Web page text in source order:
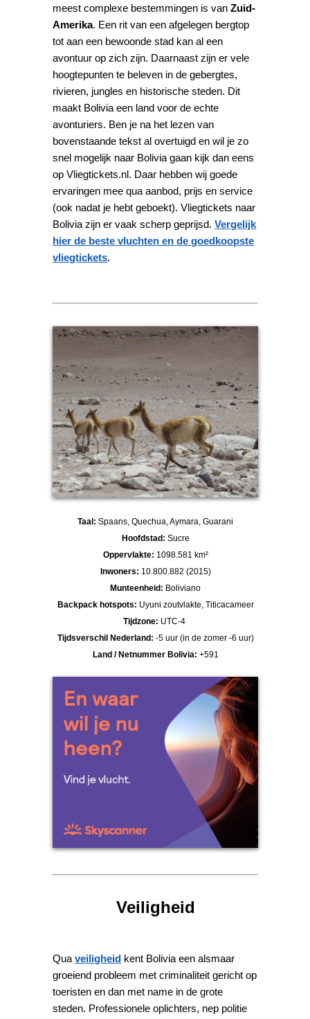
meest complexe bestemmingen is vanZuid-
Amerika. Een rit van een afgelegen bergtop
tot aan een bewoonde stad kan al een
avontuur op zich zijn. Daarnaast zijn er vele
hoogtepunten te beleven in de gebergtes,
rivieren, jungles en historische steden. Dit
maakt Bolivia een land voor de echte
avonturiers. Ben je na het lezen van
bovenstaande tekst al overtuigd en wil je zo
snel mogelijk naar Bolivia gaan kijk dan eens
op Vliegtickets.nl. Daar hebben wij goede
ervaringen mee qua aanbod, prijs en service
(ook nadat je hebt geboekt). Vliegtickets naar
Bolivia zijn er vaak scherp geprijsd.Vergelijk
hier de beste vluchten en de goedkoopste
vliegtickets.
Taal: Spaans, Quechua, Aymara, Guarani
Hoofdstad: Sucre
Oppervlakte: 1098.581 km²
Inwoners: 10.800.882 (2015)
Munteenheid: Boliviano
Backpack hotspots: Uyuni zoutvlakte, Titicacameer
Tijdzone: UTC-4
Tijdsverschil Nederland: -5 uur (in de zomer -6 uur)
Land / Netnummer Bolivia: +591
Veiligheid
Quaveiligheid kent Bolivia een alsmaar
groeiend probleem met criminaliteit gericht op
toeristen en dan met name in de grote
steden. Professionele oplichters, nep politie